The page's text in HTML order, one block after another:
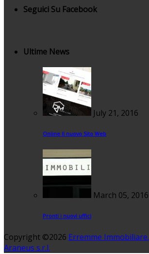
Seguici Su Facebook
Ultime News
July 21, 2016
Online Il nuovo Sito Web
March 05, 2016
Pronti i nuovi uffici
Copyright ©2026 Erremme Immobiliare.
Araneus s.r.l.